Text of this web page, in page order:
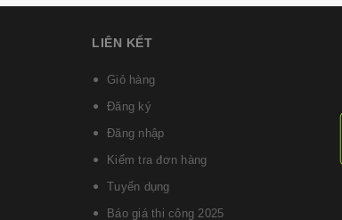
LIÊN KẾT
Giỏ hàng
Đăng ký
Đăng nhập
Kiểm tra đơn hàng
Tuyển dụng
Báo giá thi công 2025